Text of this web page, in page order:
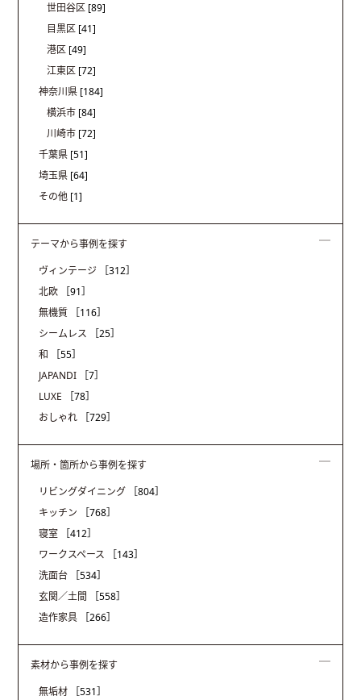
世田谷区 [89]
目黒区 [41]
港区 [49]
江東区 [72]
神奈川県 [184]
横浜市 [84]
川崎市 [72]
千葉県 [51]
埼玉県 [64]
その他 [1]
テーマから事例を探す
ヴィンテージ
［312］
北欧
［91］
無機質
［116］
シームレス
［25］
和
［55］
JAPANDI
［7］
LUXE
［78］
おしゃれ
［729］
場所・箇所から事例を探す
リビングダイニング
［804］
キッチン
［768］
寝室
［412］
ワークスペース
［143］
洗面台
［534］
玄関／土間
［558］
造作家具
［266］
素材から事例を探す
無垢材
［531］